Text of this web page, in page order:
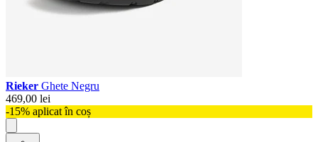
Rieker Ghete Negru
469,00 lei
-15% aplicat în coș